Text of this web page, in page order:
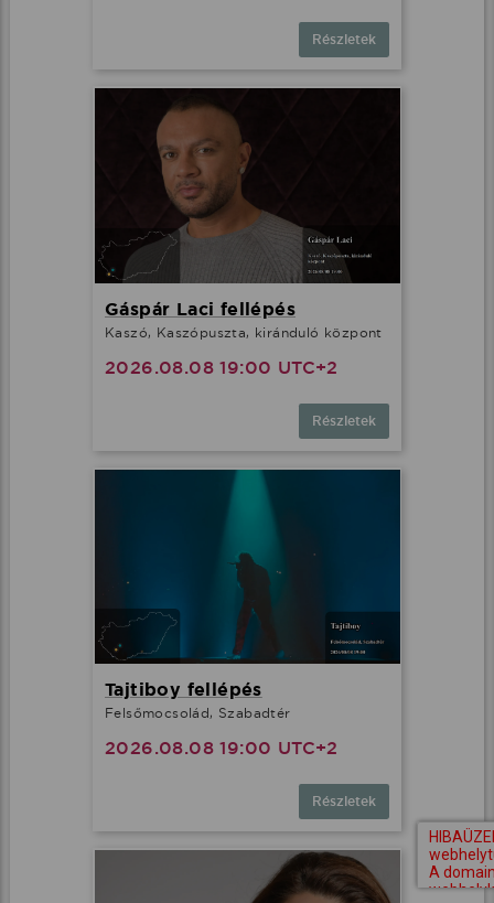
Részletek
Gáspár Laci fellépés
Kaszó, Kaszópuszta, kiránduló központ
2026.08.08 19:00 UTC+2
Részletek
Tajtiboy fellépés
Felsőmocsolád, Szabadtér
2026.08.08 19:00 UTC+2
Részletek